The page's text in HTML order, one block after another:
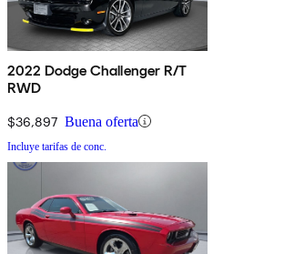
2022 Dodge Challenger R/T
RWD
$36,897 Buena oferta
Incluye tarifas de conc.